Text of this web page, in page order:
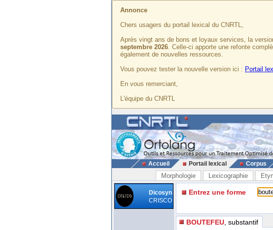
Annonce
Chers usagers du portail lexical du CNRTL,
Après vingt ans de bons et loyaux services, la
septembre 2026. Celle-ci apporte une refonte
également de nouvelles ressources.
Vous pouvez tester la nouvelle version ici : Portail
En vous remerciant,
L'équipe du CNRTL
Accueil Portail lexical Corpus
Morphologie Lexicographie
Dicosyn
CRISCO
Entrez une forme
BOUTEFEU , substantif